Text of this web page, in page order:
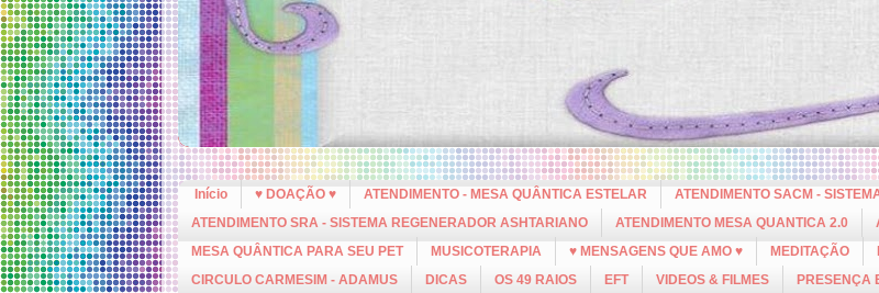
Início ♥ DOAÇÃO ♥ ATENDIMENTO - MESA QUÂNTICA ESTELAR
ATENDIMENTO SACM -
ATENDIMENTO SRA - SISTEMA REGENERADOR ASHTARIANO
ATENDIMENTO MESA QUANTICA 2.0
MESA QUÂNTICA PARA SEU PET
MUSICOTERAPIA ♥ MENSAGENS QUE AMO ♥ MEDITAÇÃO
CIRCULO CARMESIM - ADAMUS
DICAS OS 49 RAIOS EFT VIDEOS & FILMES PRESENÇA